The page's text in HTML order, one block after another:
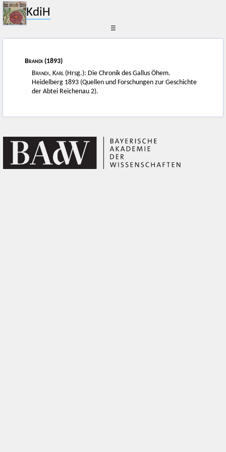
KdiH
☰
Brandi (1893)
Brandi, Karl (Hrsg.): Die Chronik des Gallus Öhem.
Heidelberg 1893 (Quellen und Forschungen zur Geschichte
der Abtei Reichenau 2).